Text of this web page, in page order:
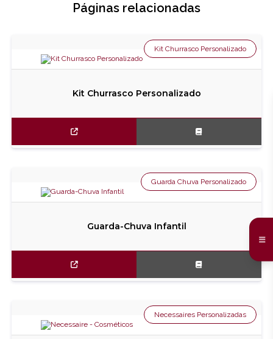
Páginas relacionadas
Kit Churrasco Personalizado
Kit Churrasco Personalizado
Guarda-Chuva Infantil
Guarda Chuva Personalizado
Necessaires Personalizadas